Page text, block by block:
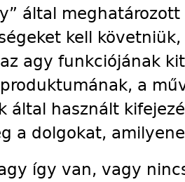
által
kell
agy funkciójának
a
által használt
a dolgokat,
így van, vagy